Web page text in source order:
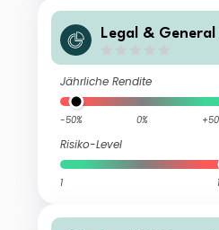
Legal &
Jährliche Rendite
-50% 0%
Risiko-Level
1